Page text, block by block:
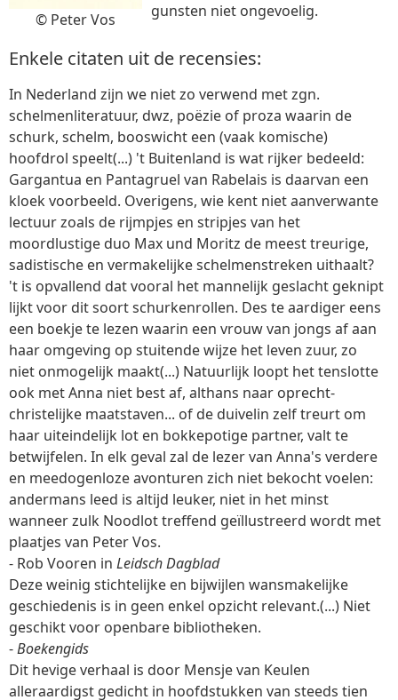
© Peter Vos
gunsten niet ongevoelig.
Enkele citaten uit de recensies:
In Nederland zijn we niet zo verwend met zgn.
schelmenliteratuur, dwz, poëzie of proza waarin de
schurk, schelm, booswicht een (vaak komische)
hoofdrol speelt(...) 't Buitenland is wat rijker bedeeld:
Gargantua en Pantagruel van Rabelais is daarvan een
kloek voorbeeld. Overigens, wie kent niet aanverwante
lectuur zoals de rijmpjes en stripjes van het
moordlustige duo Max und Moritz de meest treurige,
sadistische en vermakelijke schelmenstreken uithaalt?
't is opvallend dat vooral het mannelijk geslacht geknipt
lijkt voor dit soort schurkenrollen. Des te aardiger eens
een boekje te lezen waarin een vrouw van jongs af aan
haar omgeving op stuitende wijze het leven zuur, zo
niet onmogelijk maakt(...) Natuurlijk loopt het tenslotte
ook met Anna niet best af, althans naar oprecht-
christelijke maatstaven... of de duivelin zelf treurt om
haar uiteindelijk lot en bokkepotige partner, valt te
betwijfelen. In elk geval zal de lezer van Anna's verdere
en meedogenloze avonturen zich niet bekocht voelen:
andermans leed is altijd leuker, niet in het minst
wanneer zulk Noodlot treffend geïllustreerd wordt met
plaatjes van Peter Vos.
- Rob Vooren in Leidsch Dagblad
Deze weinig stichtelijke en bijwijlen wansmakelijke
geschiedenis is in geen enkel opzicht relevant.(...) Niet
geschikt voor openbare bibliotheken.
-Boekengids
Dit hevige verhaal is door Mensje van Keulen
alleraardigst gedicht in hoofdstukken van steeds tien